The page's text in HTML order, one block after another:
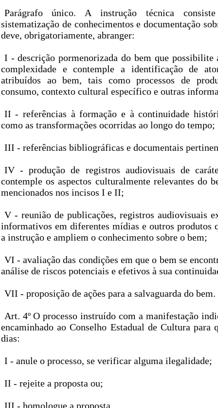
Parágrafo único. A instrução técnica
sistematização de conhecimentos e documentação
deve, obrigatoriamente, abranger:
I - descrição pormenorizada do bem que possibilite
complexidade e contemple a identificação de
atribuídos ao bem, tais como processos de
consumo, contexto cultural específico e outras
II - referências à formação e à continuidade
como as transformações ocorridas ao longo do tempo;
III - referências bibliográficas e documentais
IV - produção de registros audiovisuais de
contemple os aspectos culturalmente relevantes do
mencionados nos incisos I e II;
V - reunião de publicações, registros audiovisuais
informativos em diferentes mídias e outros produtos
a instrução e ampliem o conhecimento sobre o bem;
VI - avaliação das condições em que o bem se
análise de riscos potenciais e efetivos à sua
VII - proposição de ações para a salvaguarda do bem.
Art. 4º O processo instruído com a manifestação
encaminhado ao Conselho Estadual de Cultura para
dias:
I - anule o processo, se verificar alguma ilegalidade;
II - rejeite a proposta ou;
III - homologue a proposta.